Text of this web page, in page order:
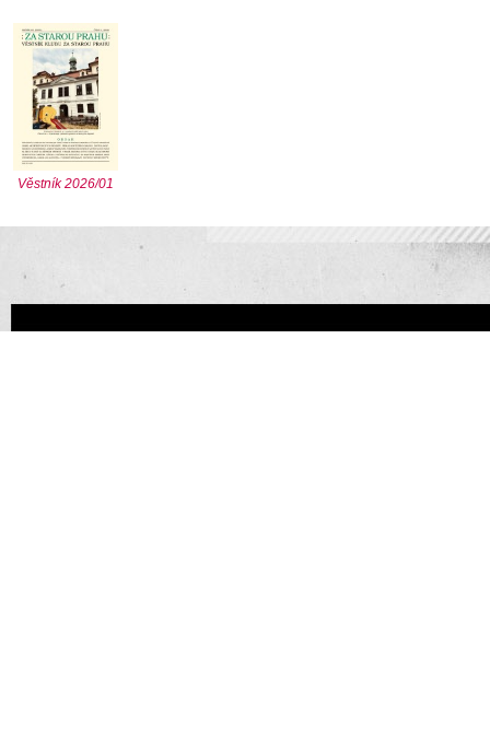
Věstník 2026/01